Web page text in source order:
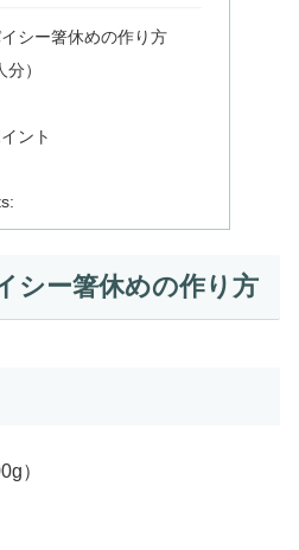
シー箸休めの作り方
）
ント
シー箸休めの作り方
）